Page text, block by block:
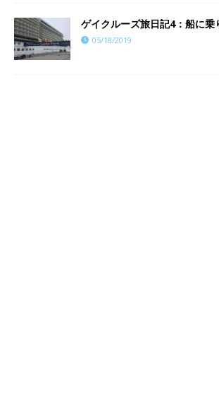
ゲイクルーズ旅日記4：船に乗
05/18/2019